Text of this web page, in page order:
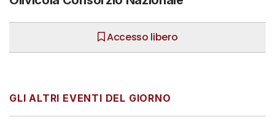
Accesso libero
GLI ALTRI EVENTI DEL GIORNO